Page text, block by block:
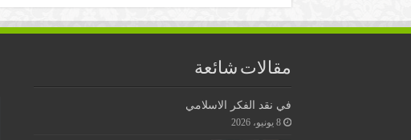
مقالات شائعة
في نقد الفكر الاسلامي
8 يونيو، 2026